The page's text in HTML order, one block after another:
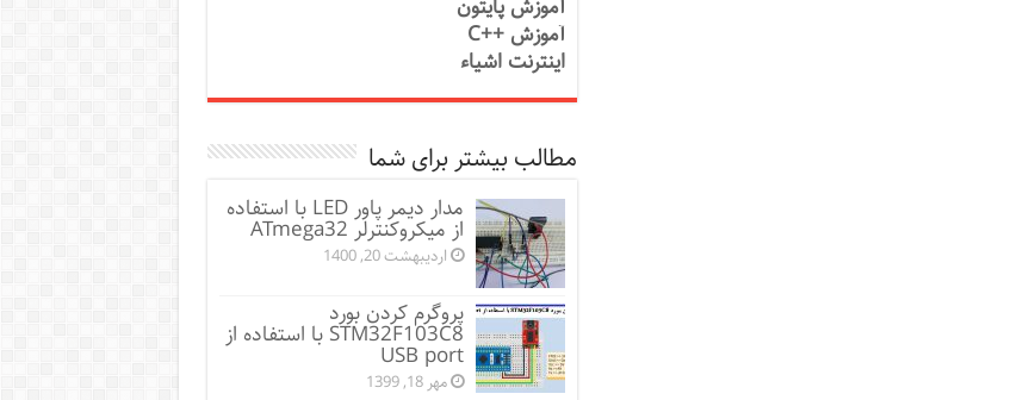
آموزش پایتون
آموزش ++C
اینترنت اشیاء
مطالب بیشتر برای شما
مدار دیمر پاور LED با استفاده
از میکروکنترلر ATmega32
اردیبهشت 20, 1400
پروگرم کردن بورد
STM32F103C8 با استفاده از
USB port
مهر 18, 1399